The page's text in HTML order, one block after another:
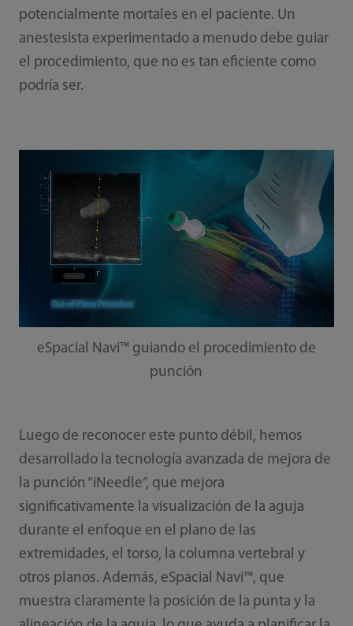
potencialmente mortales en el paciente. Un
anestesista experimentado a menudo debe guiar
el procedimiento, que no es tan eficiente como
podría ser.
eSpacial Navi™ guiando el procedimiento de
punción
Luego de reconocer este punto débil, hemos
desarrollado la tecnología avanzada de mejora de
la punción “iNeedle”, que mejora
significativamente la visualización de la aguja
durante el enfoque en el plano de las
extremidades, el torso, la columna vertebral y
otros planos. Además, eSpacial Navi™, que
muestra claramente la posición de la punta y la